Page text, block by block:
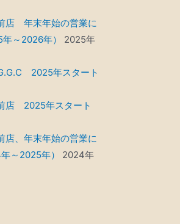
店 年末年始の営業に
～2026年）
2025年
2025年スタート
店 2025年スタート
店、年末年始の営業に
～2025年）
2024年